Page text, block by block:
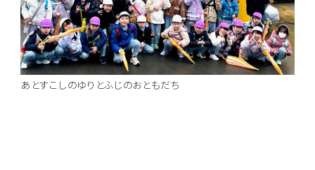
あとすこしのゆりとふじのおともだち